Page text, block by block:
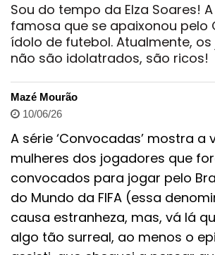
Sou do tempo da Elza Soares!
famosa que se apaixonou pelo
ídolo de futebol. Atualmente,
não são idolatrados, são ricos!
Mazé Mourão
10/06/26
A série ‘Convocadas’ mostra a
mulheres dos jogadores que
convocados para jogar pelo
do Mundo da FIFA (essa
causa estranheza, mas, vá lá
algo tão surreal, ao menos o